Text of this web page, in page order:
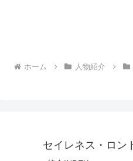
ホーム 人物紹介
セイレネス・ロン